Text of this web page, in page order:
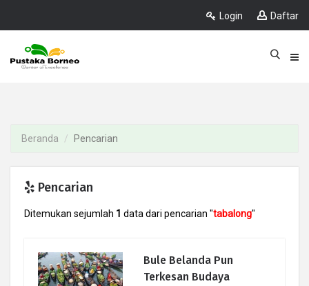
Login Daftar
Beranda Pencarian
Pencarian
Ditemukan sejumlah 1 data dari pencarian "tabalong"
Bule Belanda Pun
Terkesan Budaya